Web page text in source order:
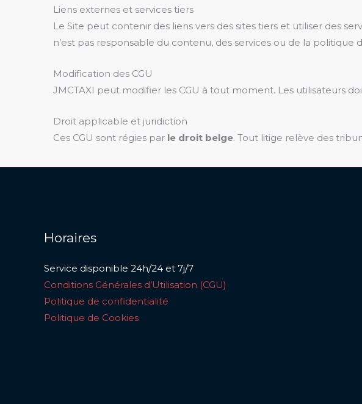
Liens externes et services tiers
Le Site peut contenir des liens vers des sites tiers et utiliser des
n’est pas responsable du contenu, des services ou de la politique
Modification des CGU
JMCTAXI peut modifier les CGU à tout moment. Les utilisateurs
Droit applicable et juridiction
Ces CGU sont régies par le droit belge. Tout litige relève des
Horaires
Service disponible 24h/24 et 7j/7
Conditions Générales d’Utilisation (CGU)
Politique de confidentialité
Politique de Cookies